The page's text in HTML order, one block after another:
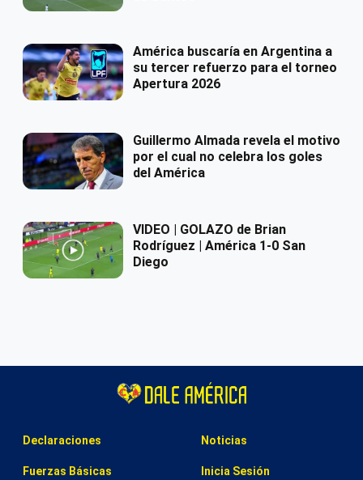
América buscaría en Argentina a
su tercer refuerzo para el torneo
Apertura 2026
Guillermo Almada revela el motivo
por el cual no celebra los goles
del América
VIDEO | GOLAZO de Brian
Rodríguez | América 1-0 San
Diego
Declaraciones
Fuerzas Básicas
Noticias
Inicia Sesión